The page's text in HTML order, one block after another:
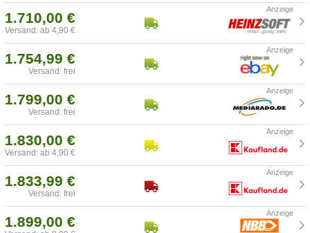
1.710,00 €
Versand: ab 4,90 €
1.754,99 €
Versand: frei
1.799,00 €
Versand: frei
1.830,00 €
Versand: ab 4,90 €
1.833,99 €
Versand: frei
1.899,00 €